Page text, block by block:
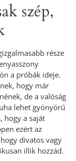
szép,
része
a próbák ideje.
hogy már
de a valóság
lehet gyönyörű
hogy a saját
ezért az
divatos vagy
illik hozzád.